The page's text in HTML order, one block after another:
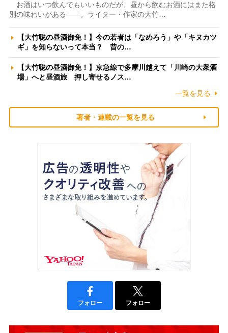
お酒はいつ飲んでもいいものだが、昼から飲むお酒にはまた格
別の味わいがある――。ライター・作家の大竹…
【大竹聡の昼酒御免！】今の若者は「なめろう」や「キヌカツ
ギ」を知らないって本当？ 昔の…
【大竹聡の昼酒御免！】京急線で多摩川越えて「川崎の大衆酒
場」へと昼酒旅 押し寄せるノス…
一覧を見る
著者・連載の一覧を見る
フォロー フォロー